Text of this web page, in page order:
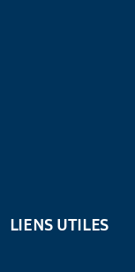
LIENS UTILES